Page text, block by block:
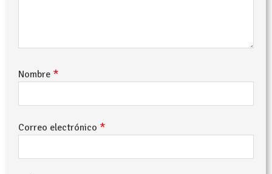
Nombre *
Correo electrónico *